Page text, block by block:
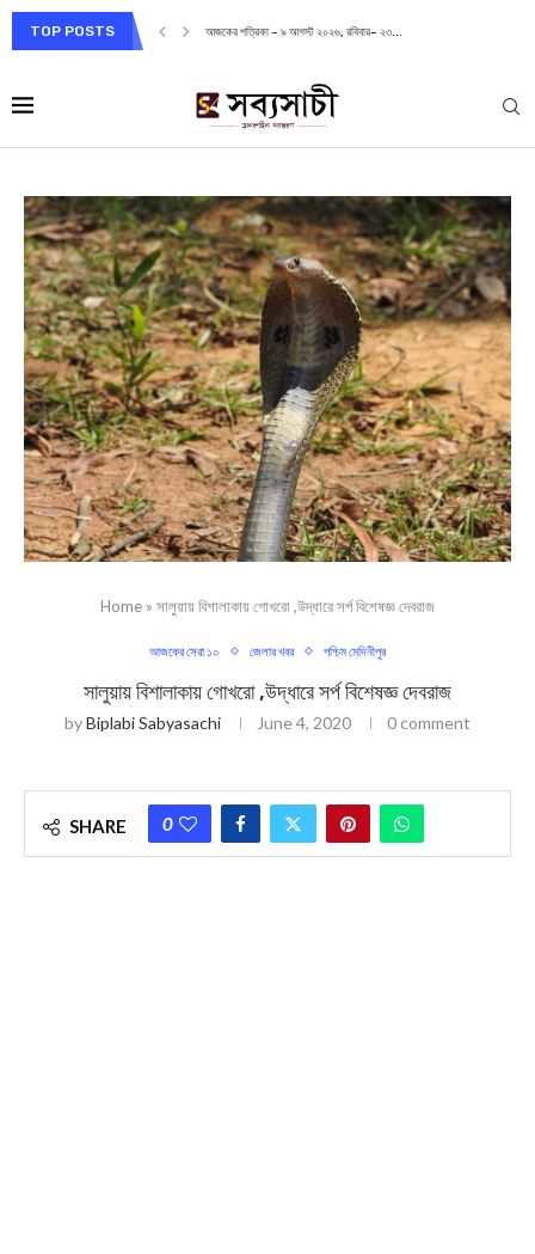
TOP POSTS আজকের পত্রিকা – ৯ আগস্ট ২০২৬, রবিবার– ২৩...
Home » সালুয়ায় বিশালাকায় গোখরো ,উদ্ধারে সর্প বিশেষজ্ঞ দেবরাজ
আজকের সেরা ১০ জেলার খবর পশ্চিম মেদিনীপুর
সালুয়ায় বিশালাকায় গোখরো ,উদ্ধারে সর্প বিশেষজ্ঞ দেবরাজ
byBiplabi Sabyasachi June 4, 2020 0 comment
SHARE 0